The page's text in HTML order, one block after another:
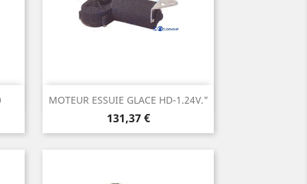
MOTEUR ESSUIE GLACE HD-1.24V."
Prix
131,37 €
Aperçu rapide